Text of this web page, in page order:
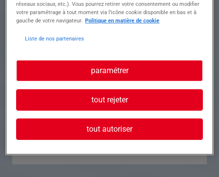
Contact
Tél.
Postuler à cette offre
réseaux sociaux, etc.). Vous pourrez retirer votre consentement ou modifier
votre paramétrage à tout moment via l’icône cookie disponible en bas et à
gauche de votre navigateur. Politique en matière de cookie
Liste de nos partenaires
paramétrer
tout rejeter
tout autoriser